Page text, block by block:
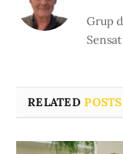
Grup
Sensat
RELATEDPOSTS